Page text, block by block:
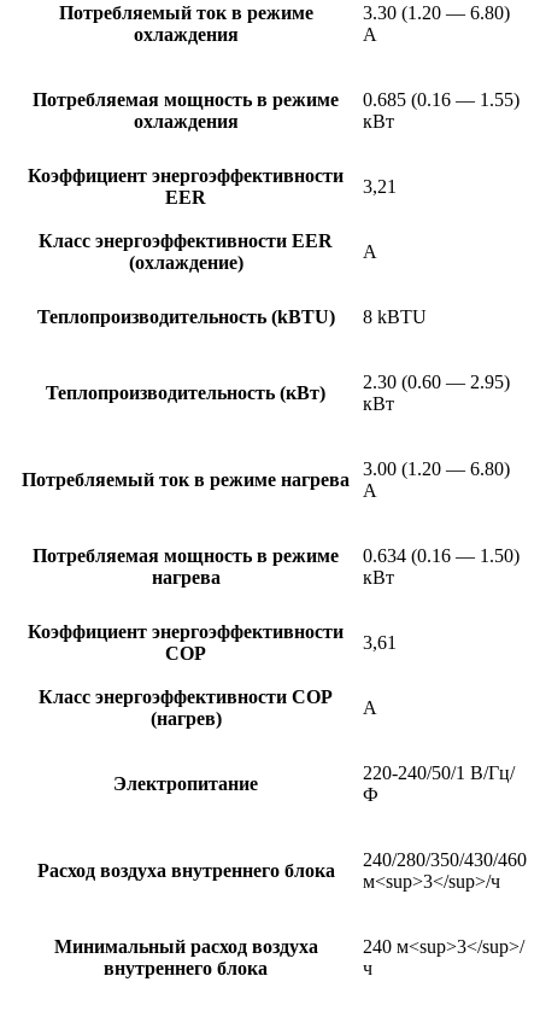
Потребляемый ток в режиме
охлаждения
3.30 (1.20 — 6.80)
А
Потребляемая мощность в режиме
охлаждения
0.685 (0.16 — 1.55)
кВт
Коэффициент энергоэффективности
EER
3,21
Класс энергоэффективности EER
(охлаждение)
A
Теплопроизводительность (kBTU) 8 kBTU
Теплопроизводительность (кВт)
2.30 (0.60 — 2.95)
кВт
Потребляемый ток в режиме нагрева
3.00 (1.20 — 6.80)
А
Потребляемая мощность в режиме
нагрева
0.634 (0.16 — 1.50)
кВт
Коэффициент энергоэффективности
COP
3,61
Класс энергоэффективности COP
(нагрев)
A
Электропитание
220-240/50/1 В/Гц/
Ф
Расход воздуха внутреннего блока
240/280/350/430/460
м<sup>3</sup>/ч
Минимальный расход воздуха
внутреннего блока
240 м<sup>3</sup>/
ч